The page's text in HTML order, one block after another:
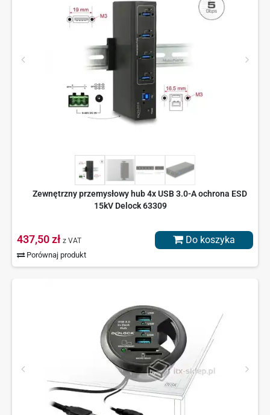
Zewnętrzny przemysłowy hub 4x USB 3.0-A ochrona ESD
15kV Delock 63309
437,50 zł z VAT
Porównaj produkt
Do koszyka